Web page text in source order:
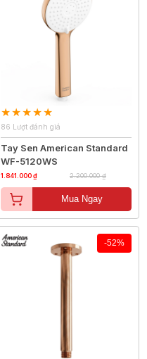
86 Lượt đánh giá
Tay Sen American Standard
WF-5120WS
1.841.000 ₫ 2.200.000 ₫
Mua Ngay
-52%